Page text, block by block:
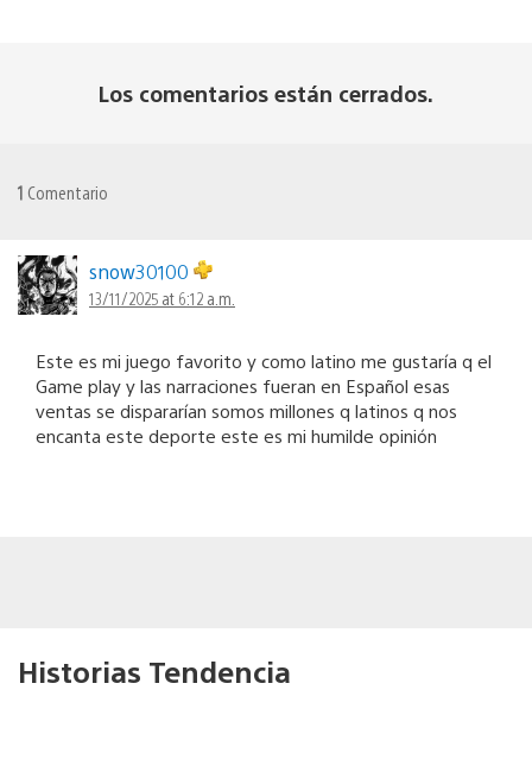
Los comentarios están cerrados.
1 Comentario
snow30100
13/11/2025 at 6:12 a.m.
Este es mi juego favorito y como latino me gustaría q el
Game play y las narraciones fueran en Español esas
ventas se dispararían somos millones q latinos q nos
encanta este deporte este es mi humilde opinión
Historias Tendencia